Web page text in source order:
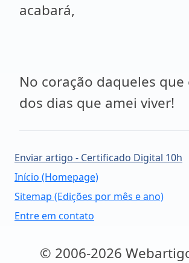
acabará,
No coração daqueles que
dos dias que amei viver!
Enviar artigo - Certificado Digital 10h
Início (Homepage)
Sitemap (Edições por mês e ano)
Entre em contato
© 2006-2026